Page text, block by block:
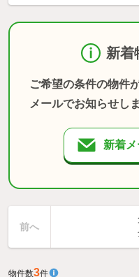
新着
ご希望の条件の物件
メールでお知らせし
新着
前へ
物件数3件